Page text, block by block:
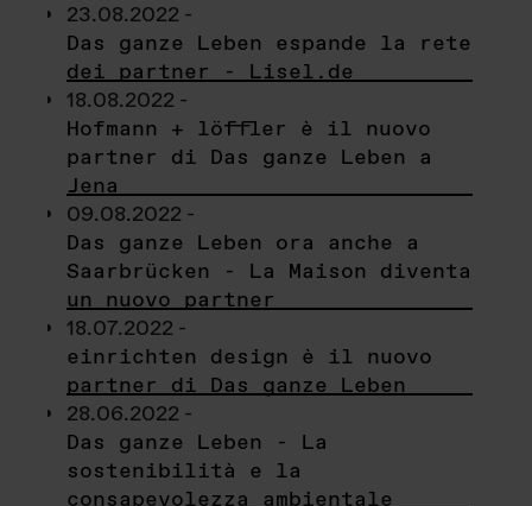
23.08.2022 -
Das ganze Leben espande la rete
dei partner - Lisel.de
18.08.2022 -
Hofmann + löffler è il nuovo
partner di Das ganze Leben a
Jena
09.08.2022 -
Das ganze Leben ora anche a
Saarbrücken - La Maison diventa
un nuovo partner
18.07.2022 -
einrichten design è il nuovo
partner di Das ganze Leben
28.06.2022 -
Das ganze Leben - La
sostenibilità e la
consapevolezza ambientale